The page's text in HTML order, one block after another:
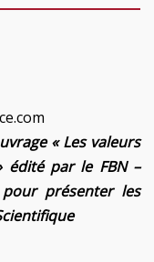
« Les valeurs
édité par le FBN –
pour présenter les